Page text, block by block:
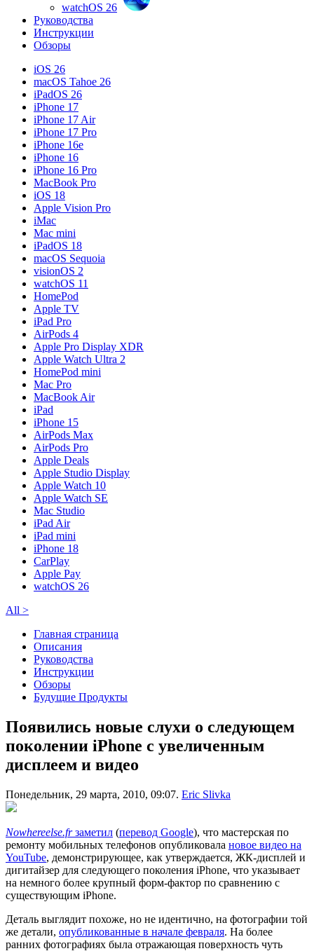
watchOS 26
Руководства
Инструкции
Обзоры
iOS 26
macOS Tahoe 26
iPadOS 26
iPhone 17
iPhone 17 Air
iPhone 17 Pro
iPhone 16e
iPhone 16
iPhone 16 Pro
MacBook Pro
iOS 18
Apple Vision Pro
iMac
Mac mini
iPadOS 18
macOS Sequoia
visionOS 2
watchOS 11
HomePod
Apple TV
iPad Pro
AirPods 4
Apple Pro Display XDR
Apple Watch Ultra 2
HomePod mini
Mac Pro
MacBook Air
iPad
iPhone 15
AirPods Max
AirPods Pro
Apple Deals
Apple Studio Display
Apple Watch 10
Apple Watch SE
Mac Studio
iPad Air
iPad mini
iPhone 18
CarPlay
Apple Pay
watchOS 26
All >
Главная страница
Описания
Руководства
Инструкции
Обзоры
Будущие Продукты
Появились новые слухи о следующем
поколении iPhone с увеличенным
дисплеем и видео
Понедельник, 29 марта, 2010, 09:07. Eric Slivka
Nowhereelse.frзаметил (перевод Google), что мастерская по
ремонту мобильных телефонов опубликовала новое видео на
YouTube, демонстрирующее, как утверждается, ЖК-дисплей и
дигитайзер для следующего поколения iPhone, что указывает
на немного более крупный форм-фактор по сравнению с
существующим iPhone.
Деталь выглядит похоже, но не идентично, на фотографии той
же детали, опубликованные в начале февраля. На более
ранних фотографиях была отражающая поверхность чуть